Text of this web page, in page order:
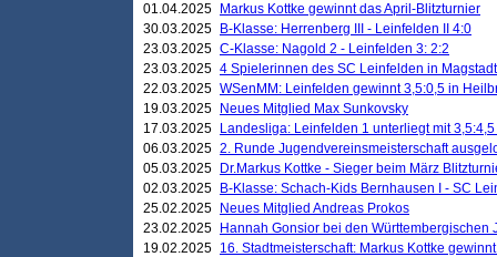
01.04.2025
Markus Kottke gewinnt das April-Blitzturnier
30.03.2025
B-Klasse: Herrenberg III - Leinfelden II 4:0
23.03.2025 C-Klasse: Nagold 2 - Leinfelden 3: 2:2
23.03.2025 4 Spielerinnen des SC Leinfelden in Magstadt
22.03.2025 WSenMM: Leinfelden gewinnt 3,5:0,5 in
19.03.2025
Neues Mitglied Max Sunkovsky
17.03.2025
Landesliga: Leinfelden 1 unterliegt mit
06.03.2025 2. Runde Jugendvereinsmeisterschaft
05.03.2025
Dr.Markus Kottke - Sieger beim März
02.03.2025
B-Klasse: Schach-Kids Bernhausen I - SC
25.02.2025
Neues Mitglied Andreas Prokos
23.02.2025
Hannah Gonsior bei den Württembergischen
19.02.2025 16. Stadtmeisterschaft: Markus Kottke